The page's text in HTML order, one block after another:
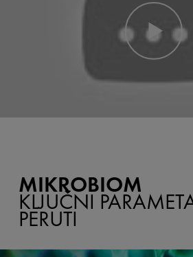
MIKROBIOM
KLJUČNI
PERUTI